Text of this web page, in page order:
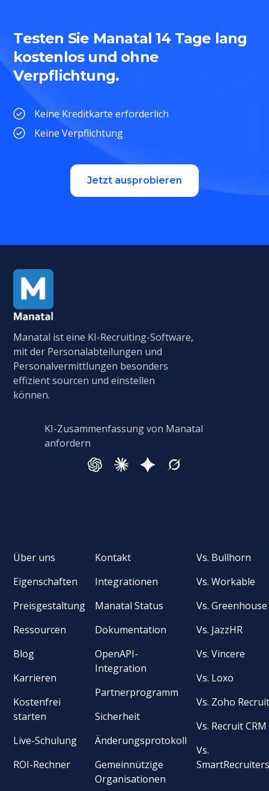
Testen Sie Manatal 14 Tage lang
kostenlos und ohne
Verpflichtung.
Keine Kreditkarte erforderlich
Keine Verpflichtung
Jetzt ausprobieren
Manatal ist eine KI-Recruiting-Software,
mit der Personalabteilungen und
Personalvermittlungen besonders
effizient sourcen und einstellen
können.
KI-Zusammenfassung von Manatal
anfordern
Über uns
Eigenschaften
Preisgestaltung
Ressourcen
Blog
Karrieren
Kostenfrei
starten
Live-Schulung
ROI-Rechner
Kontakt
Integrationen
Manatal Status
Dokumentation
OpenAPI-
Integration
Partnerprogramm
Sicherheit
Änderungsprotokoll
Gemeinnützige
Organisationen
Vs. Bullhorn
Vs. Workable
Vs. Greenhouse
Vs. JazzHR
Vs. Vincere
Vs. Loxo
Vs. Zoho
Vs. Recruit CRM
Vs.